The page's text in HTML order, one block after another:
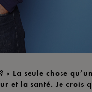
« La seule chose
et la santé. Je crois